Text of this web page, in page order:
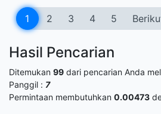
1 2 3 4 5
Hasil Pencarian
Ditemukan 99 dari pencarian Anda
Panggil : 7
Permintaan membutuhkan 0.00473